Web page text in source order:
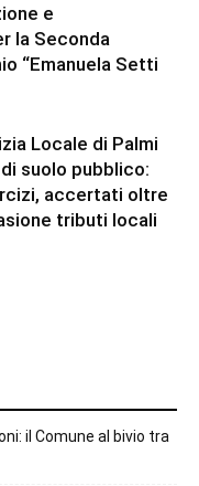
e
la Seconda
“Emanuela Setti
Locale di Palmi
suolo pubblico:
accertati oltre
tributi locali
il Comune al bivio tra